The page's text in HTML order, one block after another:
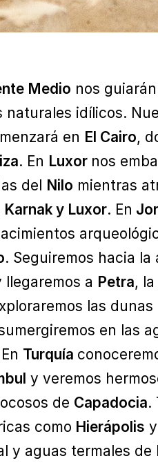
Medio nos
idílicos.
en El Cairo,
. En Luxor nos
del Nilo mientras
y Luxor. En
. Seguiremos hacia la
a Petra,
las dunas
en las
Turquía
y veremos
de Capadocia.
como Hierápolis y
y aguas termales de